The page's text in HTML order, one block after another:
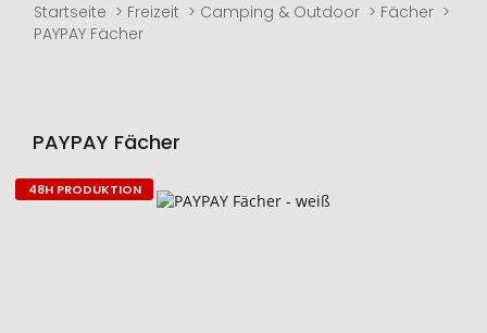
Startseite Freizeit Camping & Outdoor
Fächer
PAYPAY Fächer
PAYPAY Fächer
Zum
48H PRODUKTION